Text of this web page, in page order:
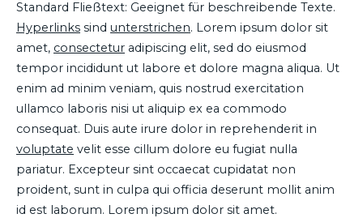
Standard Fließtext: Geeignet für beschreibende Texte.
Hyperlinks sind unterstrichen. Lorem ipsum dolor sit
amet, consectetur adipiscing elit, sed do eiusmod
tempor incididunt ut labore et dolore magna aliqua. Ut
enim ad minim veniam, quis nostrud exercitation
ullamco laboris nisi ut aliquip ex ea commodo
consequat. Duis aute irure dolor in reprehenderit in
voluptate velit esse cillum dolore eu fugiat nulla
pariatur. Excepteur sint occaecat cupidatat non
proident, sunt in culpa qui officia deserunt mollit anim
id est laborum. Lorem ipsum dolor sit amet.